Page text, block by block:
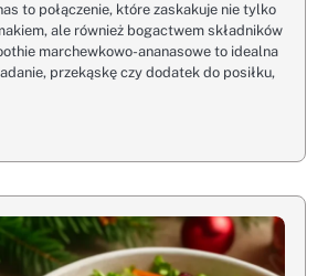
to połączenie, które zaskakuje nie tylko
ale również bogactwem składników
marchewkowo-ananasowe to idealna
przekąskę czy dodatek do posiłku,